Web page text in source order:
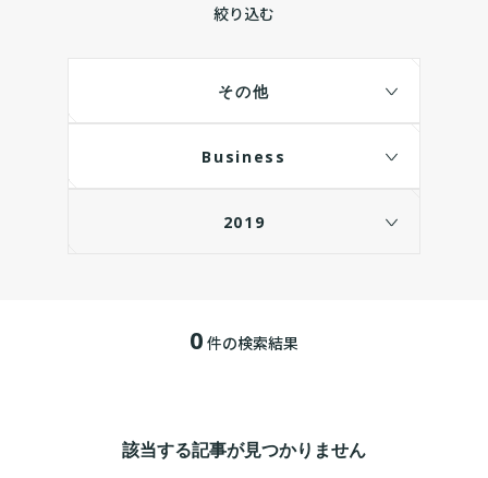
絞り込む
その他
Business
2019
0 件の検索結果
該当する記事が見つかりません